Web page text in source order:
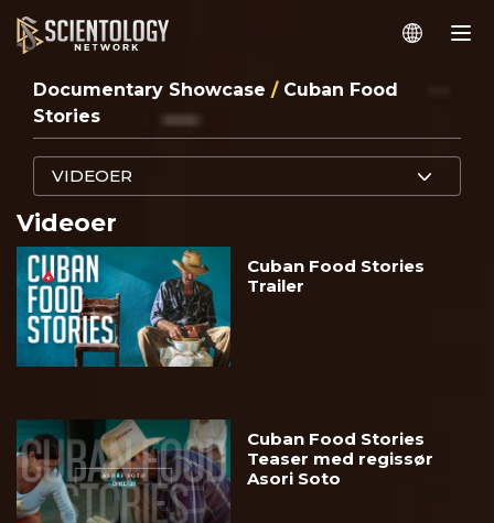
Documentary Showcase / Cuban Food
Stories
VIDEOER
Videoer
Cuban Food Stories
Trailer
Cuban Food Stories
Teaser med regissør
Asori Soto